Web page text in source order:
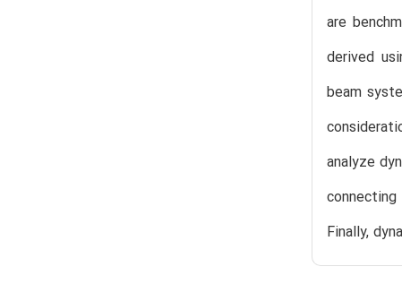
are
derived
beam
analyze
Finally,